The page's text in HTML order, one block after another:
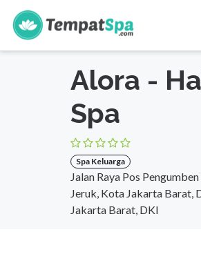
s
Alora -
Spa
Spa Keluarga
Jalan Raya Pos
Jeruk, Kota Jakarta Barat,
Jakarta Barat, DKI